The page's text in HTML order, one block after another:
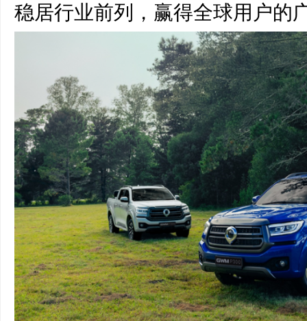
稳居行业前列，赢得全球用户的